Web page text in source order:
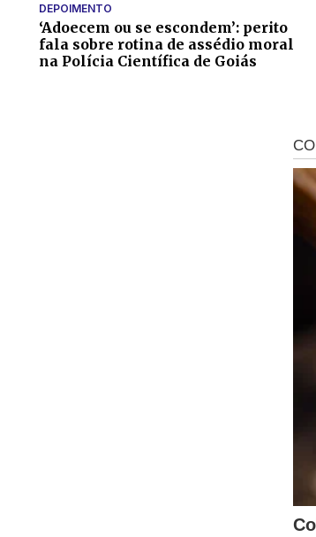
DEPOIMENTO
‘Adoecem ou se escondem’: perito
fala sobre rotina de assédio moral
na Polícia Científica de Goiás